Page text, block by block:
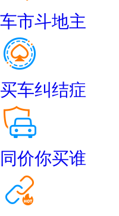
车市斗地主
买车纠结症
同价你买谁